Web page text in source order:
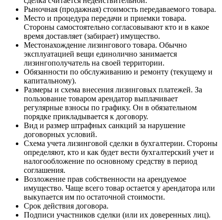
Рыночная (продажная) стоимость передаваемого товара.
Место и процедура передачи и приемки товара.
Стороны самостоятельно согласовывают кто и в какое
время доставляет (забирает) имущество.
Местонахождение лизингового товара. Обычно
эксплуатацией вещи единолично занимается
лизингополучатель на своей территории.
Обязанности по обслуживанию и ремонту (текущему и
капитальному).
Размеры и схема внесения лизинговых платежей. За
пользование товаром арендатор выплачивает
регулярные взносы по графику. Он в обязательном
порядке прикладывается к договору.
Вид и размер штрафных санкций за нарушение
договорных условий.
Схема учета лизинговой сделки в бухгалтерии. Стороны
определяют, кто и как будет вести бухгалтерский учет и
налогообложение по основному средству в период
соглашения.
Возложение прав собственности на арендуемое
имущество. Чаще всего товар остается у арендатора или
выкупается им по остаточной стоимости.
Срок действия договора.
Подписи участников сделки (или их доверенных лиц).